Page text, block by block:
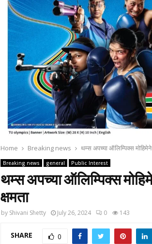
Home Breaking news थम्‍स अपच्‍या ऑलिम्पिक्‍स
Breaking news general Public Interest
थम्‍स अपच्‍या ऑलिम्पिक्‍स
क्षमता
by Shivani Shetty July 26, 2024 0 143
SHARE 0